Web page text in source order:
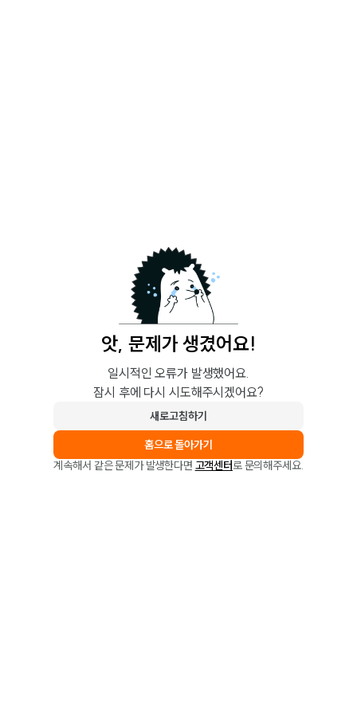
앗, 문제가 생겼어요!
일시적인 오류가 발생했어요.
잠시 후에 다시 시도해주시겠어요?
새로고침하기
홈으로 돌아가기
계속해서 같은 문제가 발생한다면 고객센터로 문의해주세요.